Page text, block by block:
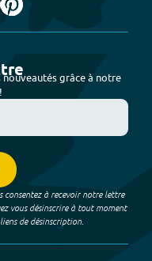
nouveautés grâce à notre
consentez à recevoir notre lettre
vous désinscrire à tout moment
de désinscription.